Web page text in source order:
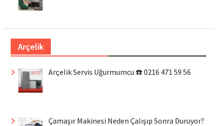
Arçelik
Arçelik Servis Uğurmumcu ☎️ 0216 471 59 56
Çamaşır Makinesi Neden Çalışıp Sonra Duruyor?